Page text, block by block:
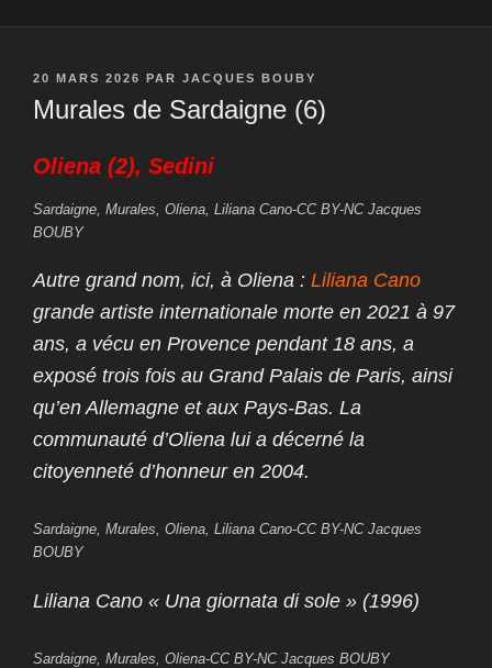
PUBLIÉ
20 MARS 2026 PAR JACQUES BOUBY
Murales de Sardaigne (6)
Oliena (2), Sedini
Sardaigne, Murales, Oliena, Liliana Cano-CC BY-NC Jacques
BOUBY
Autre grand nom, ici, à Oliena : Liliana Cano
grande artiste internationale morte en 2021 à 97
ans, a vécu en Provence pendant 18 ans, a
exposé trois fois au Grand Palais de Paris, ainsi
qu’en Allemagne et aux Pays-Bas. La
communauté d’Oliena lui a décerné la
citoyenneté d’honneur en 2004.
Sardaigne, Murales, Oliena, Liliana Cano-CC BY-NC Jacques
BOUBY
Liliana Cano « Una giornata di sole » (1996)
Sardaigne, Murales, Oliena-CC BY-NC Jacques BOUBY